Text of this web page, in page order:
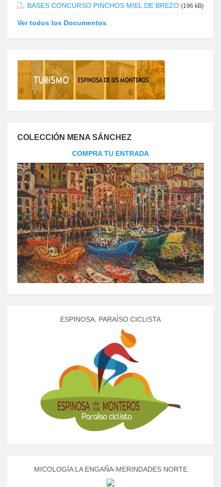
BASES CONCURSO PINCHOS MIEL DE BREZO (196 kB)
Ver todos los Documentos
COLECCIÓN MENA SÁNCHEZ
COMPRA TU ENTRADA
ESPINOSA, PARAÍSO CICLISTA
MICOLOGÍA LA ENGAÑA-MERINDADES NORTE